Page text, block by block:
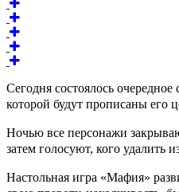
Сегодня состоялось
которой будут прописаны его
Ночью все персонажи
затем голосуют, кого удалить
Настольная игра «Мафия»